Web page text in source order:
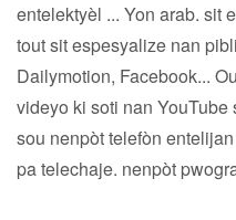
entelektyèl ... Yon arab. sit
tout sit espesyalize nan
Dailymotion, Facebook...
videyo ki soti nan
sou nenpòt telefòn
pa telechaje. nenpòt